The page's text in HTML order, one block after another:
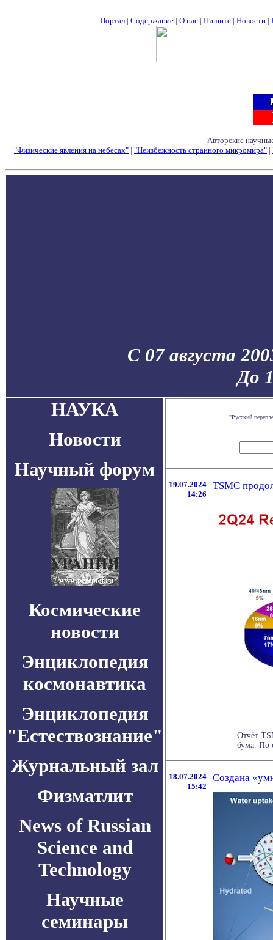
Портал| Содержание| О нас| Пишите| Новости|
Авторские
"Физические явления на небесах" | "Неизбежность странного микромира" |
С 07 августа
До
НАУКА
Новости
Научный форум
Космические
новости
Энциклопедия
космонавтика
Энциклопедия
"Естествознание"
Журнальный зал
Физматлит
News of Russian
Science and
Technology
Научные
семинары
"Русский
19.07.2024
14:26
TSMC
Отчёт
бума. По
18.07.2024
15:42
Создана